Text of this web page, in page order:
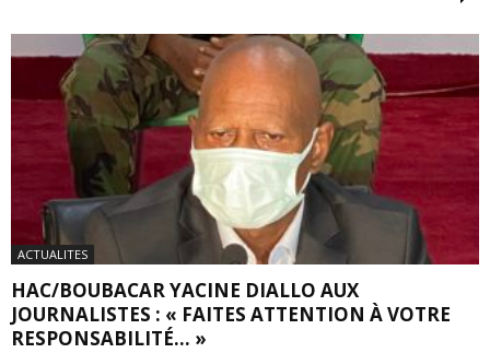
ACTUALITES
HAC/BOUBACAR YACINE DIALLO AUX
JOURNALISTES : « FAITES ATTENTION À VOTRE
RESPONSABILITÉ… »